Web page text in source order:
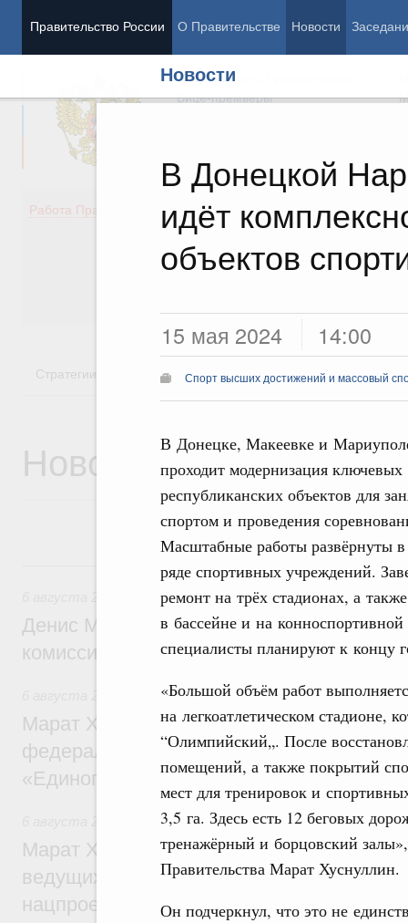
Правительство России О Правительстве Новости
Новости
В Донецкой
идёт
объектов
15 мая 2024 14:00
Спорт высших достижений и массовый
В Донецке, Макеевке и
проходит модернизация ключевых
республиканских объектов для
спортом и проведения
Масштабные работы развёрнуты
ряде спортивных учреждений.
ремонт на трёх стадионах, а также
в бассейне и на конноспортивной
специалисты планируют к концу
«Большой объём работ
на легкоатлетическом стадионе,
“Олимпийский„. После
помещений, а также покрытий
мест для тренировок и
3,5 га. Здесь есть 12 беговых
тренажёрный и борцовский залы»,
Правительства Марат Хуснуллин.
Он подчеркнул, что это не
Председатель Правительства
Вице-премьеры
Работа Правительства
Демография
Здоровье
Культура
Стратегии Государственные программы
Новости
6 августа, четверг
Общие вопросы промышленной политики
Денис Мантуров провёл заседание
комиссии по промышленности
Регулирование в сфере строительства
Марат Хуснуллин: Более 130
федерального значения построено под
«Единого заказчика»
Национальный проект «Инфраструктура
Марат Хуснуллин: Порядка 200
ведущих к спортивным объектам,
нацпроекту «Инфраструктура для